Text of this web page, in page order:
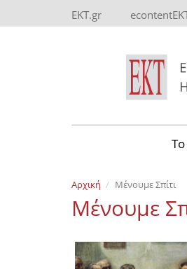
EKT.gr
Αρχική Μένουμε Σπίτι
Μένουμε